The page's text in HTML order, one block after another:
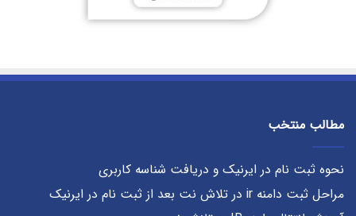
مطالب منتخب
نحوه ثبت نام در ایرنیک و دریافت شناسه کاربری
مراحل ثبت دامنه ir در تلاش نت بعد از ثبت نام در ایرنیک